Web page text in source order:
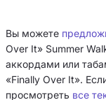
Вы можете
Over It» Summer
аккордами или
«Finally Over It».
просмотреть все